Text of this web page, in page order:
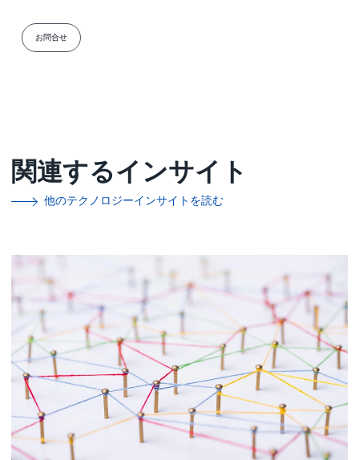
お問合せ
関連するインサイト
他のテクノロジーインサイトを読む